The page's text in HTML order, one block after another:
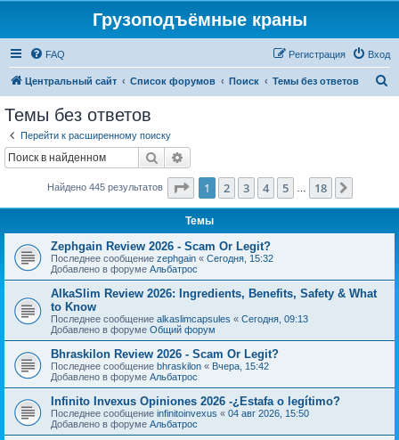
Грузоподъёмные краны
FAQ Вход
Регистрация
Центральный сайт Список форумов Поиск Темы без ответов
Темы без ответов
Перейти к расширенному поиску
Поиск
Найдено 445 результатов Страница из 18
1 2 3 4 5 18
Темы
Zephgain Review 2026 - Scam Or Legit?
Последнее сообщение zephgain « Сегодня, 15:32
Добавлено в форуме Альбатрос
AlkaSlim Review 2026: Ingredients, Benefits, Safety & What
to Know
Последнее сообщение alkaslimcapsules « Сегодня, 09:13
Добавлено в форуме Общий форум
Bhraskilon Review 2026 - Scam Or Legit?
Последнее сообщение bhraskilon « Вчера, 15:42
Добавлено в форуме Альбатрос
Infinito Invexus Opiniones 2026 -¿Estafa o legítimo?
Последнее сообщение infinitoinvexus « 04 авг 2026, 15:50
Добавлено в форуме Альбатрос